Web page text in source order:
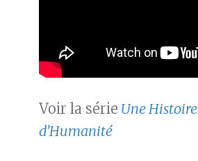
Voir la série Une Histoire
d’Humanité